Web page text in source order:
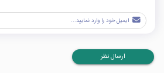
ارسال نظر